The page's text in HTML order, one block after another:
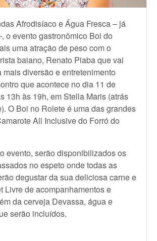
Afrodisíaco e Água Fresca – já
o evento gastronômico Boi do
uma atração de peso com o
baiano, Renato Piaba que vai
mais diversão e entretenimento
que acontece no dia 11 de
13h às 19h, em Stella Maris (atrás
O Boi no Rolete é uma das grandes
All Inclusive do Forró do
evento, serão disponibilizados os
no espeto onde todas as
degustar da sua deliciosa carne e
Livre de acompanhamentos e
da cerveja Devassa, água e
serão incluídos.